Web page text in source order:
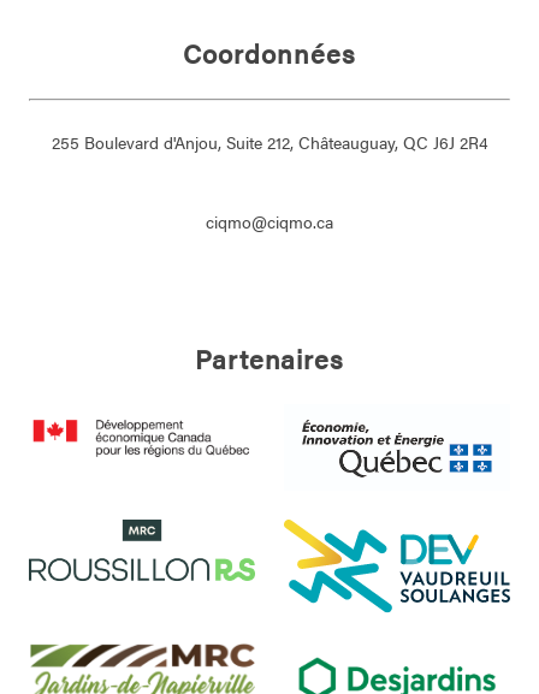
Coordonnées
255 Boulevard d'Anjou, Suite 212, Châteauguay, QC J6J 2R4
ciqmo@ciqmo.ca
Partenaires